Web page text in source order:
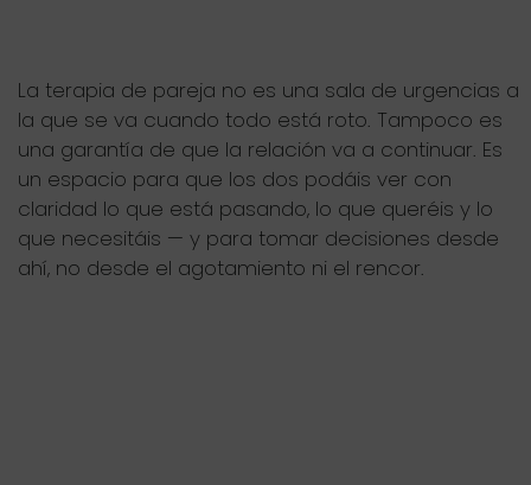
La terapia de pareja no es una sala de urgencias a
la que se va cuando todo está roto. Tampoco es
una garantía de que la relación va a continuar. Es
un espacio para que los dos podáis ver con
claridad lo que está pasando, lo que queréis y lo
que necesitáis — y para tomar decisiones desde
ahí, no desde el agotamiento ni el rencor.